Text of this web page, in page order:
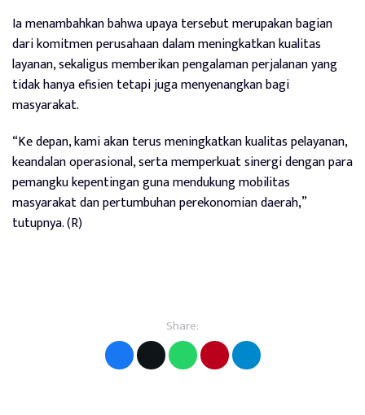
Ia menambahkan bahwa upaya tersebut merupakan bagian
dari komitmen perusahaan dalam meningkatkan kualitas
layanan, sekaligus memberikan pengalaman perjalanan yang
tidak hanya efisien tetapi juga menyenangkan bagi
masyarakat.
“Ke depan, kami akan terus meningkatkan kualitas pelayanan,
keandalan operasional, serta memperkuat sinergi dengan para
pemangku kepentingan guna mendukung mobilitas
masyarakat dan pertumbuhan perekonomian daerah,”
tutupnya. (R)
Share: